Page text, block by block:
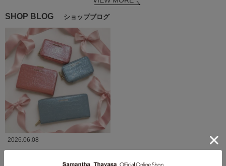
SHOP BLOG ショップブログ
2026.06.08